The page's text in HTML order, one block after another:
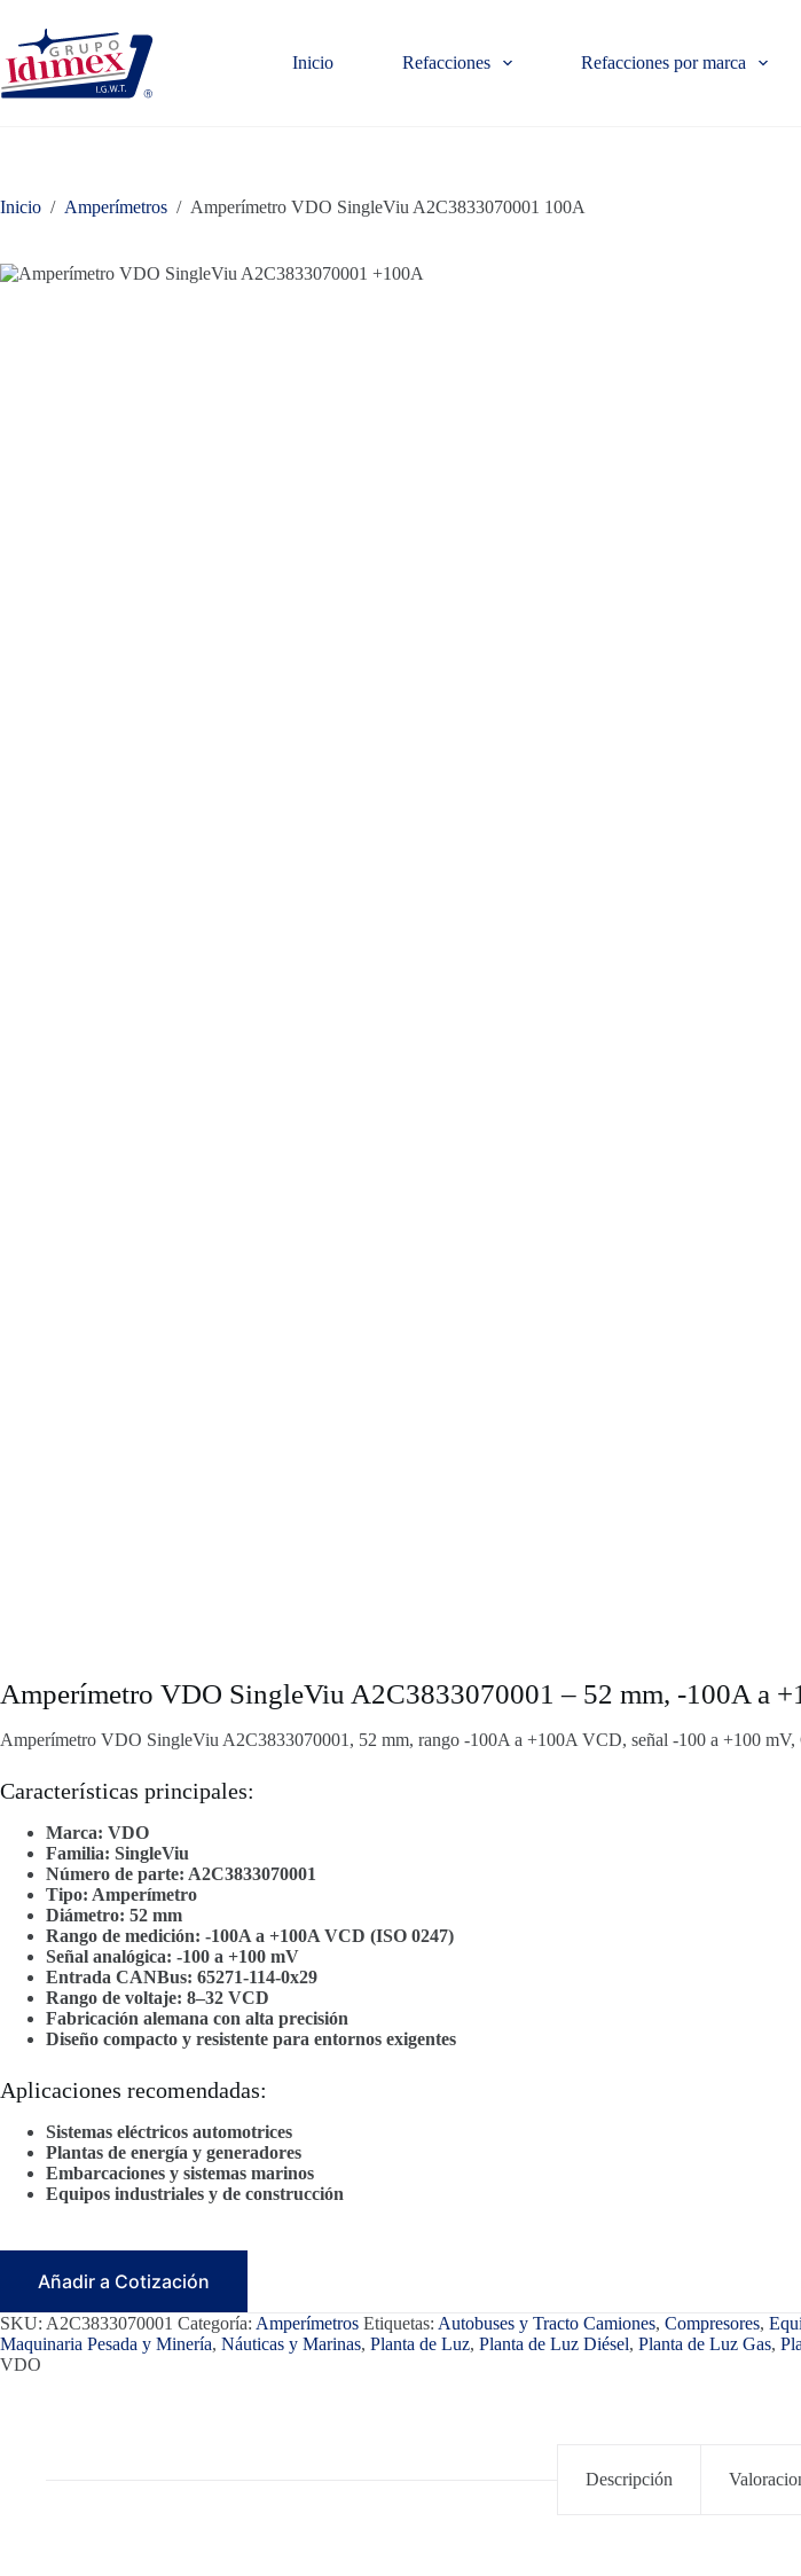
contenido
Inicio Refacciones Refacciones por marca
Inicio / Amperímetros / Amperímetro VDO SingleViu A2C3833070001 100A
Amperímetro VDO SingleViu A2C3833070001 – 52 mm, -100A a
Amperímetro VDO SingleViu A2C3833070001, 52 mm, rango -100A a +100A VCD, señal -100 a +100
Características principales:
Marca: VDO
Familia: SingleViu
Número de parte: A2C3833070001
Tipo: Amperímetro
Diámetro: 52 mm
Rango de medición: -100A a +100A VCD (ISO 0247)
Señal analógica: -100 a +100 mV
Entrada CANBus: 65271-114-0x29
Rango de voltaje: 8–32 VCD
Fabricación alemana con alta precisión
Diseño compacto y resistente para entornos exigentes
Aplicaciones recomendadas:
Sistemas eléctricos automotrices
Plantas de energía y generadores
Embarcaciones y sistemas marinos
Equipos industriales y de construcción
Añadir a Cotización
SKU: A2C3833070001 Categoría: Amperímetros Etiquetas: Autobuses y Tracto Camiones, Compresores,
Maquinaria Pesada y Minería, Náuticas y Marinas, Planta de Luz, Planta de Luz Diésel, Planta de Luz Gas,
VDO
Descripción